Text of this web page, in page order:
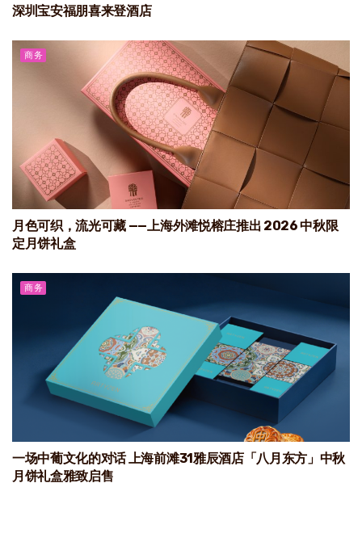
深圳宝安福朋喜来登酒店
商务
月色可织，流光可藏 ——上海外滩悦榕庄推出 2026 中秋限
定月饼礼盒
商务
一场中葡文化的对话 上海前滩31雅辰酒店「八月东方」中秋
月饼礼盒雅致启售